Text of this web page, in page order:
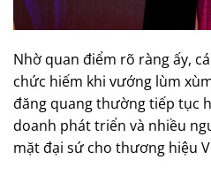
Nhờ quan điểm rõ ràng ấy,
chức hiếm khi vướng lùm
đăng quang thường tiếp tục
doanh phát triển và nhiều
mặt đại sứ cho thương hiệu